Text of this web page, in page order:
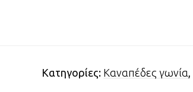
Κατηγορίες: Καναπέδες γωνία